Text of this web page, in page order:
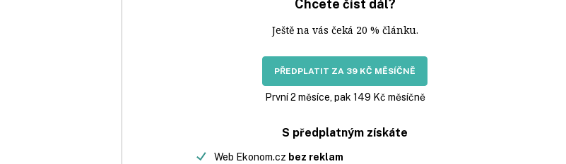
Chcete číst dál?
Ještě na vás čeká 20 % článku.
PŘEDPLATIT ZA 39 KČ MĚSÍČNĚ
První 2 měsíce, pak 149 Kč měsíčně
S předplatným získáte
Web Ekonom.cz bez reklam